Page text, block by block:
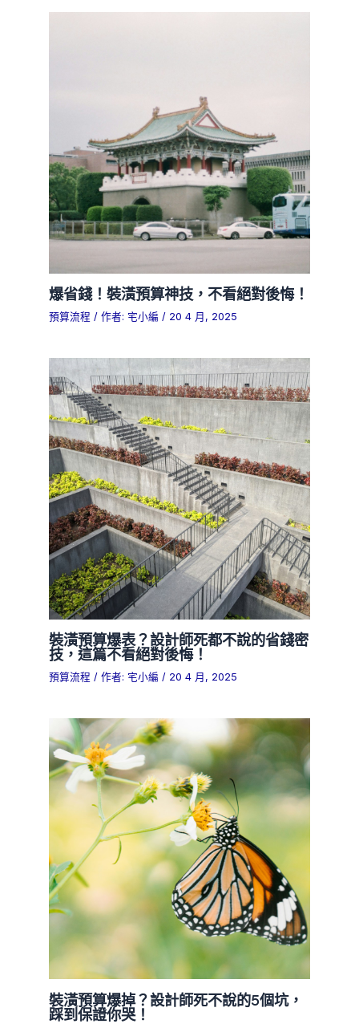
爆省錢！裝潢預算神技，不看絕對後悔！
預算流程 / 作者: 宅小編/ 20 4 月, 2025
裝潢預算爆表？設計師死都不說的省錢密
技，這篇不看絕對後悔！
預算流程 / 作者: 宅小編/ 20 4 月, 2025
裝潢預算爆掉？設計師死不說的5個坑，
踩到保證你哭！